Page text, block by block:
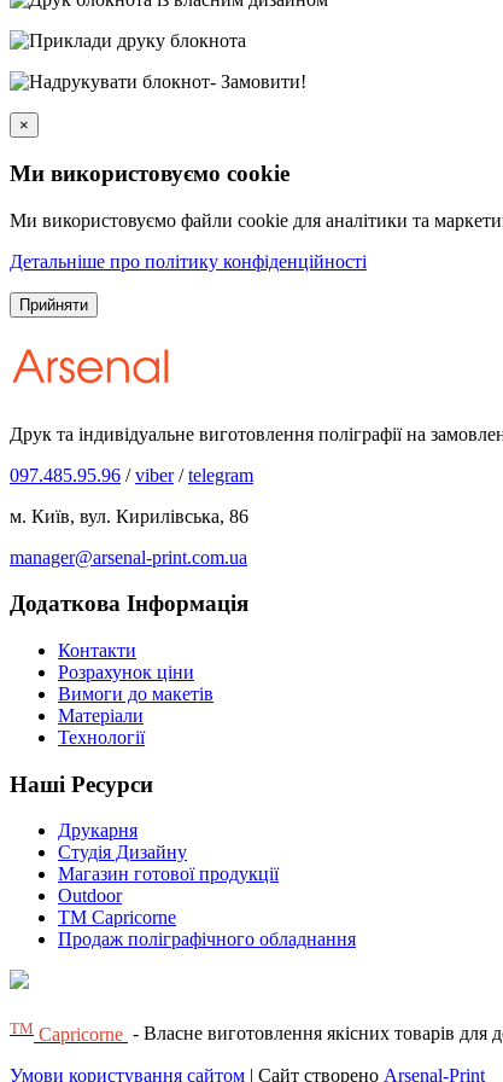
×
Ми використовуємо cookie
Ми використовуємо файли cookie для аналітики та
Детальніше про політику конфіденційності
Прийняти
Друк та індивідуальне виготовлення поліграфії на
097.485.95.96 /viber/telegram
м. Київ, вул. Кирилівська, 86
manager@arsenal-print.com.ua
Додаткова Інформація
Контакти
Розрахунок ціни
Вимоги до макетів
Матеріали
Технології
Наші Ресурси
Друкарня
Студія Дизайну
Магазин готової продукції
Outdoor
TM Capricorne
Продаж поліграфічного обладнання
ТМ Capricorne - Власне виготовлення якісних товарів для
Умови користування сайтом | Сайт створено Arsenal-Print